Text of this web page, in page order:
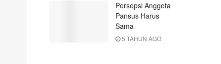
Persepsi Anggota
Pansus Harus
Sama
5 TAHUN AGO